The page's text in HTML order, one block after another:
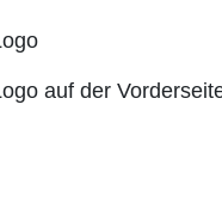
auf der